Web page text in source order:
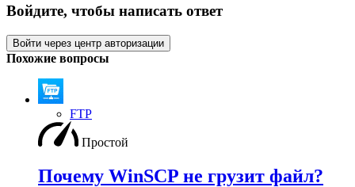
Войдите, чтобы написать ответ
Войти через центр авторизации
Похожие вопросы
FTP
Простой
Почему WinSCP не грузит файл?